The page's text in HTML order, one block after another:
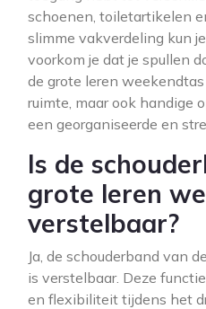
schoenen, toiletartikelen
slimme vakverdeling kun
voorkom je dat je spullen
de grote leren
ruimte, maar ook handige
een georganiseerde en
Is de
grote leren
verstelbaar?
Ja, de schouderband van
is verstelbaar. Deze
en flexibiliteit tijdens het